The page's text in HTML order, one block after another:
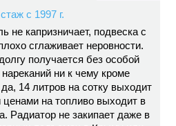
с 1997 г.
не капризничает, подвеска с
сглаживает неровности.
получается без особой
ни к чему кроме
14 литров на сотку выходит
на топливо выходит в
Радиатор не закипает даже в